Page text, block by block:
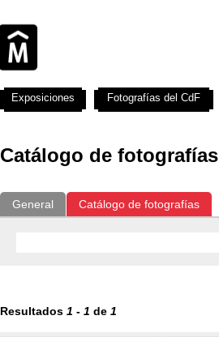
Catálogo de fotografías
General Catálogo de fotografías
Resultados 1 - 1 de 1
Exposiciones Fotografías del CdF